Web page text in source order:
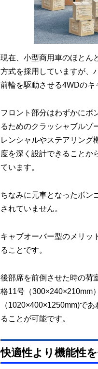
現在、小型商用車のほとん
方式を採用していますが、
前輪を駆動させる4WDのキ
フロント部分はわずかにボ
るためのクラッシャブルゾ
レンシャルやステアリング
度を深く設計できることか
ています。
ちなみに元車となったボン
されていません。
キャブオーバー型のメリッ
ることです。
後部席を前倒させた時の荷
格11号（300×240×210mm
（1020×400×1250mm)で
ることが可能です。
快適性より機能性